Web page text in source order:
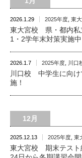
2026.1.29 2025年度 東
東大宮校 県・都内私
1・2学年末対策実施中
2026.1.7 2025年度 川口
川口校 中学生に向
施！
12月
2025.12.13 2025年度 東
東大宮校 期末テス